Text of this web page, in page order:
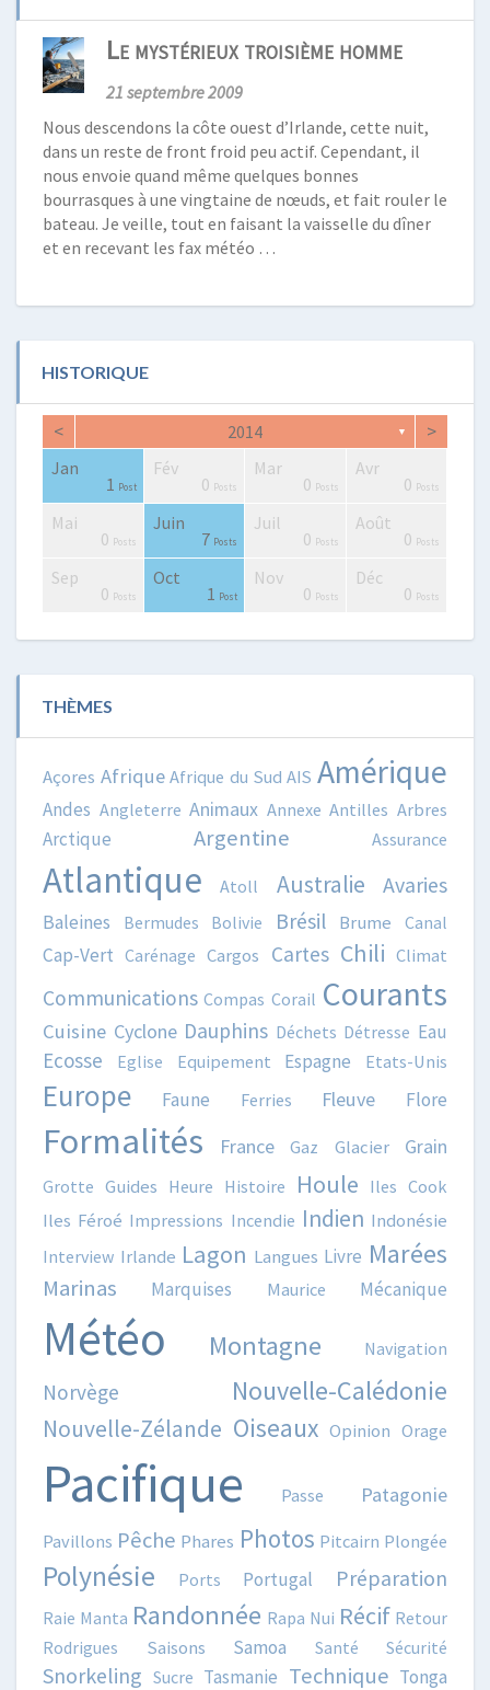
Le mystérieux troisième homme
21 septembre 2009
Nous descendons la côte ouest d’Irlande, cette nuit,
dans un reste de front froid peu actif. Cependant, il
nous envoie quand même quelques bonnes
bourrasques à une vingtaine de nœuds, et fait rouler le
bateau. Je veille, tout en faisant la vaisselle du dîner
et en recevant les fax météo …
HISTORIQUE
< 2014 ▼ >
Jan
1 Post
Fév
0 Posts
Mar
0 Posts
Avr
0 Posts
Mai
0 Posts
Juin
7 Posts
Juil
0 Posts
Août
0 Posts
Sep
0 Posts
Oct
1 Post
Nov
0 Posts
Déc
0 Posts
THÈMES
Açores Afrique Afrique du Sud AIS Amérique
Andes Angleterre Animaux Annexe Antilles Arbres
Arctique Argentine Assurance
Atlantique Atoll Australie Avaries
Baleines Bermudes Bolivie Brésil Brume Canal
Cap-Vert Carénage Cargos Cartes Chili Climat
Communications Compas Corail Courants
Cuisine Cyclone Dauphins Déchets Détresse Eau
Ecosse Eglise Equipement Espagne Etats-Unis
Europe Faune Ferries Fleuve Flore
Formalités France Gaz Glacier Grain
Grotte Guides Heure Histoire Houle Iles Cook
Iles Féroé Impressions Incendie Indien Indonésie
Interview Irlande Lagon Langues Livre Marées
Marinas Marquises Maurice Mécanique
Météo Montagne Navigation
Norvège Nouvelle-Calédonie
Nouvelle-Zélande Oiseaux Opinion Orage
Pacifique Passe Patagonie
Pavillons Pêche Phares Photos Pitcairn Plongée
Polynésie Ports Portugal Préparation
Raie Manta Randonnée Rapa Nui Récif Retour
Rodrigues
Saisons Samoa Santé Sécurité
Snorkeling Sucre Tasmanie Technique Tonga